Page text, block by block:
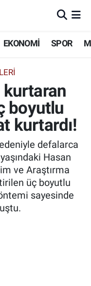
EKONOMİ SPOR
kurtaran
boyutlu
kurtardı!
defalarca
Hasan
ve Araştırma
üç boyutlu
sayesinde